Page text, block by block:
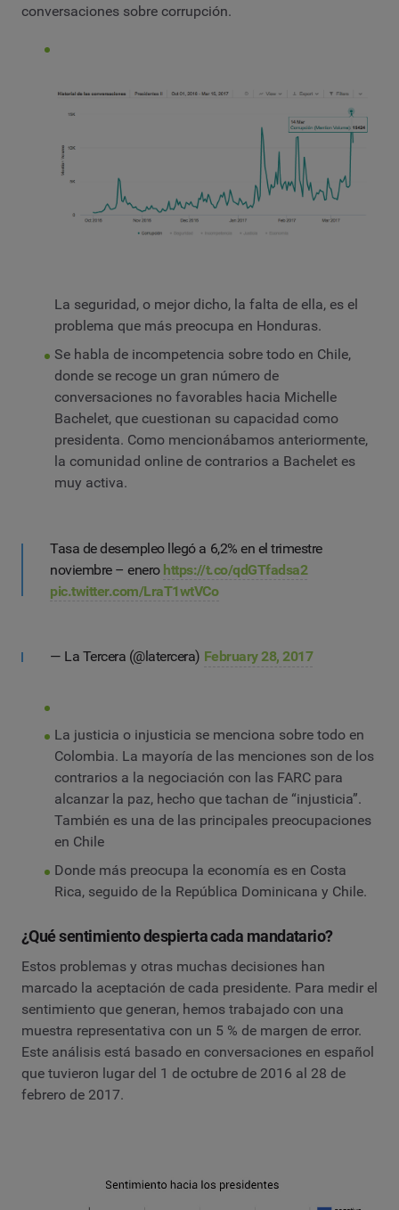
conversaciones sobre corrupción.
La seguridad, o mejor dicho, la falta de ella, es el
problema que más preocupa en Honduras.
Se habla de incompetencia sobre todo en Chile,
donde se recoge un gran número de
conversaciones no favorables hacia Michelle
Bachelet, que cuestionan su capacidad como
presidenta. Como mencionábamos anteriormente,
la comunidad online de contrarios a Bachelet es
muy activa.
Tasa de desempleo llegó a 6,2% en el trimestre
noviembre – enero https://t.co/qdGTfadsa2
pic.twitter.com/LraT1wtVCo
— La Tercera (@latercera) February 28, 2017
La justicia o injusticia se menciona sobre todo en
Colombia. La mayoría de las menciones son de los
contrarios a la negociación con las FARC para
alcanzar la paz, hecho que tachan de “injusticia”.
También es una de las principales preocupaciones
en Chile
Donde más preocupa la economía es en Costa
Rica, seguido de la República Dominicana y Chile.
¿Qué sentimiento despierta cada mandatario?
Estos problemas y otras muchas decisiones han
marcado la aceptación de cada presidente. Para medir el
sentimiento que generan, hemos trabajado con una
muestra representativa con un 5 % de margen de error.
Este análisis está basado en conversaciones en español
que tuvieron lugar del 1 de octubre de 2016 al 28 de
febrero de 2017.